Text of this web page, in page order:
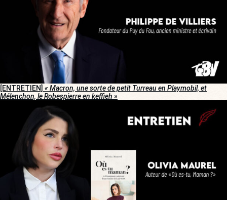
[ENTRETIEN] « Macron, une sorte de petit Turreau en Playmobil, et
Mélenchon, le Robespierre en keffieh »